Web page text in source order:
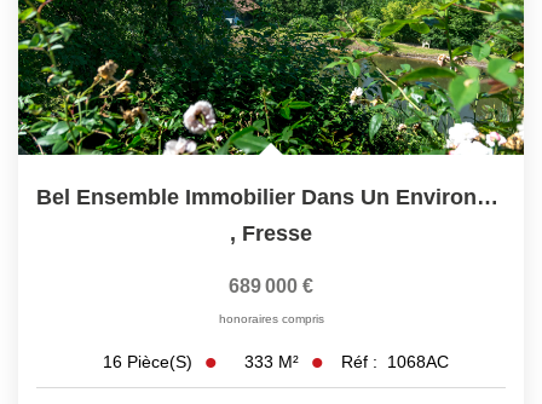
Bel Ensemble Immobilier Dans Un Environnement Exceptionnel
, Fresse
689 000 €
honoraires compris
16 Pièce(s) 333 M² Réf : 1068AC